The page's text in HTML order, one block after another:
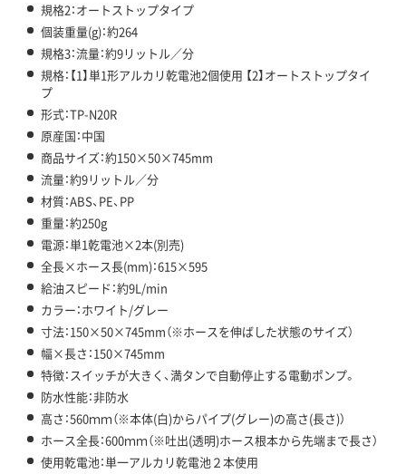
規格2：オートストップタイプ
個装重量(g)：約264
規格3：流量：約9リットル／分
規格：【1】単1形アルカリ乾電池2個使用 【2】オートストップタイ
プ
形式：TP-N20R
原産国：中国
商品サイズ：約150×50×745mm
流量：約9リットル／分
材質：ABS、PE、PP
重量：約250g
電源：単1乾電池×2本(別売)
全長×ホース長(mm)：615×595
給油スピード：約9L/min
カラー：ホワイト/グレー
寸法：150×50×745mm（※ホースを伸ばした状態のサイズ）
幅×長さ：150×745mm
特徴：スイッチが大きく、満タンで自動停止する電動ポンプ。
防水性能：非防水
高さ：560ｍｍ（※本体(白)からパイプ(グレー)の高さ(長さ)）
ホース全長：600ｍｍ（※吐出(透明)ホース根本から先端まで長さ）
使用乾電池：単一アルカリ乾電池２本使用